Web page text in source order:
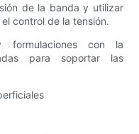
de la banda y utilizar
control de la tensión.
formulaciones con la
para soportar las